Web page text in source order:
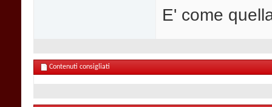
E' come
Contenuti consigliati